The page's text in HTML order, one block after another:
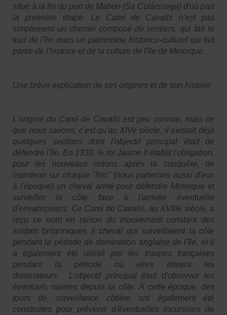
situé à la fin du port de Mahon (Sa Culárssega) d'où part
la première étape. Le Camí de Cavalls n'est pas
simplement un chemin composé de sentiers, qui fait le
tour de l'île, mais un patrimoine historico-culturel qui fait
partie de l'histoire et de la culture de l'île de Minorque.
Une brève explication de ses origines et de son histoire
L'origine du Camí de Cavalls est peu connue, mais ce
que nous savons, c'est qu'au XIVe siècle, il existait déjà
quelques sections dont l'objectif principal était de
défendre l'île. En 1330, le roi Jaume II établit l'obligation,
pour les nouveaux colons après la conquête, de
maintenir sur chaque "lloc" (nous parlerons aussi d'eux
à l'époque) un cheval armé pour défendre Minorque et
surveiller la côte face à l'arrivée éventuelle
d'envahisseurs. Ce Camí de Cavalls, au XVIIIe siècle, a
reçu ce nom en raison du mouvement constant des
soldats britanniques à cheval qui surveillaient la côte
pendant la période de domination anglaise de l'île, et il
a également été utilisé par les troupes françaises
pendant la période où elles étaient les
dominateurs. L'objectif principal était d'observer les
éventuels navires depuis la côte. À cette époque, des
tours de surveillance côtière ont également été
construites pour prévenir d'éventuelles incursions de